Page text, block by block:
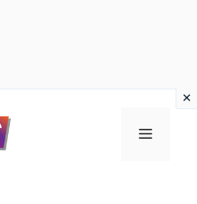
Menu